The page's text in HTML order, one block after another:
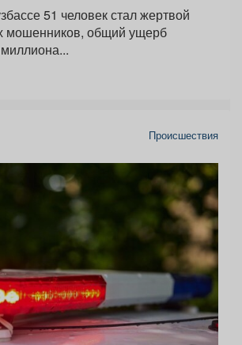
51 человек стал жертвой
мошенников, общий ущерб
Происшествия